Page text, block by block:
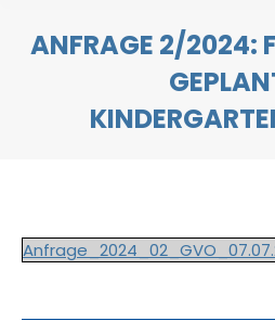
ANFRAGE 2/2024: